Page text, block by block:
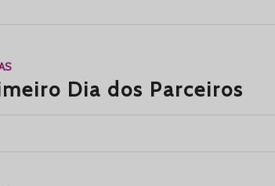
Dia dos Parceiros